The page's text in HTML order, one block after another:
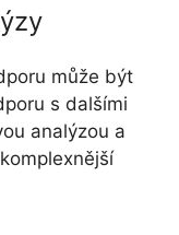
může být
s dalšími
analýzou a